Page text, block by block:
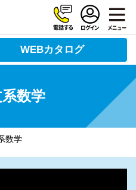
WEBカタログ
数学
数学